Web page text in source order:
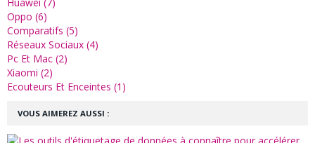
VOUS AIMEREZ AUSSI :
Oppo (6)
Comparatifs (5)
Réseaux Sociaux (4)
Pc Et Mac (2)
Xiaomi (2)
Ecouteurs Et Enceintes (1)